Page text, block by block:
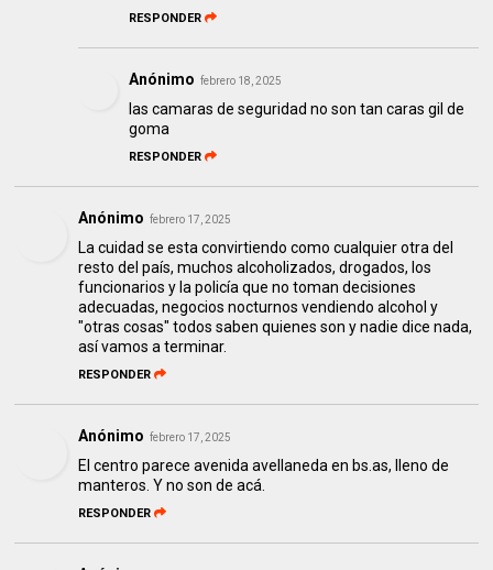
RESPONDER
Anónimo febrero 18, 2025
las camaras de seguridad no son tan caras gil de
goma
RESPONDER
Anónimo febrero 17, 2025
La cuidad se esta convirtiendo como cualquier otra del
resto del país, muchos alcoholizados, drogados, los
funcionarios y la policía que no toman decisiones
adecuadas, negocios nocturnos vendiendo alcohol y
"otras cosas" todos saben quienes son y nadie dice nada,
así vamos a terminar.
RESPONDER
Anónimo febrero 17, 2025
El centro parece avenida avellaneda en bs.as, lleno de
manteros. Y no son de acá.
RESPONDER